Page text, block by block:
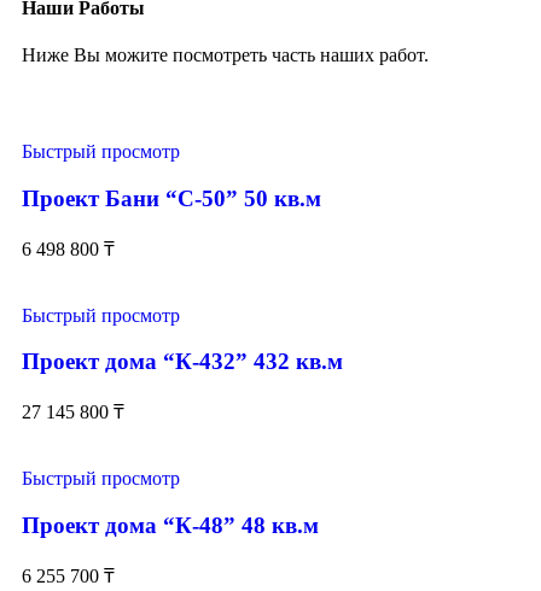
Наши Работы
Ниже Вы можите посмотреть часть наших работ.
Быстрый просмотр
Проект Бани “С-50” 50 кв.м
6 498 800 ₸
Быстрый просмотр
Проект дома “К-432” 432 кв.м
27 145 800 ₸
Быстрый просмотр
Проект дома “К-48” 48 кв.м
6 255 700 ₸